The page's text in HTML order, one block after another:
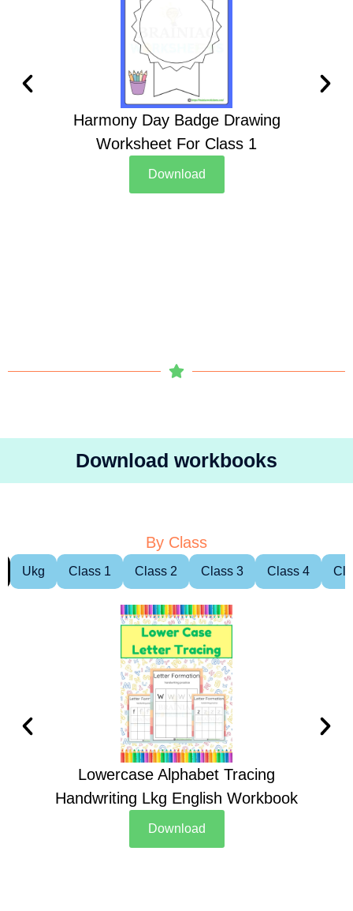
Harmony Day Badge Drawing
Worksheet For Class 1
Download
Download workbooks
By Class
Ukg Class 1 Class 2 Class 3 Class 4
Lowercase Alphabet Tracing
Handwriting Lkg English Workbook
Download